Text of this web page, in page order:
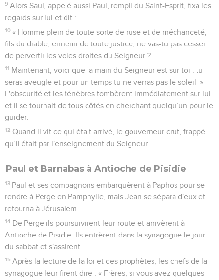
9 Alors Saul, appelé aussi Paul, rempli du Saint-Esprit, fixa les
regards sur lui et dit :
10 « Homme plein de toute sorte de ruse et de méchanceté,
fils du diable, ennemi de toute justice, ne vas-tu pas cesser
de pervertir les voies droites du Seigneur ?
11 Maintenant, voici que la main du Seigneur est sur toi : tu
seras aveugle et pour un temps tu ne verras pas le soleil. »
L'obscurité et les ténèbres tombèrent immédiatement sur lui
et il se tournait de tous côtés en cherchant quelqu’un pour le
guider.
12 Quand il vit ce qui était arrivé, le gouverneur crut, frappé
qu’il était par l'enseignement du Seigneur.
Paul et Barnabas à Antioche de Pisidie
13 Paul et ses compagnons embarquèrent à Paphos pour se
rendre à Perge en Pamphylie, mais Jean se sépara d'eux et
retourna à Jérusalem.
14 De Perge ils poursuivirent leur route et arrivèrent à
Antioche de Pisidie. Ils entrèrent dans la synagogue le jour
du sabbat et s'assirent.
15 Après la lecture de la loi et des prophètes, les chefs de la
synagogue leur firent dire : « Frères, si vous avez quelques